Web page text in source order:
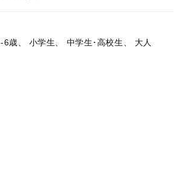
歳、 小学生、 中学生･高校生、 大人